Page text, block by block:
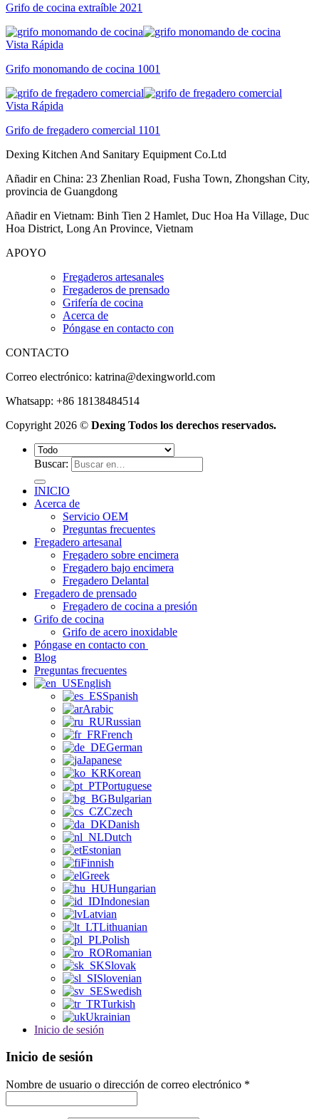
Grifo de cocina extraíble 2021
Vista Rápida
Grifo monomando de cocina 1001
Vista Rápida
Grifo de fregadero comercial 1101
Dexing Kitchen And Sanitary Equipment Co.Ltd
Añadir en China: 23 Zhenlian Road, Fusha Town, Zhongshan City,
provincia de Guangdong
Añadir en Vietnam: Binh Tien 2 Hamlet, Duc Hoa Ha Village, Duc
Hoa District, Long An Province, Vietnam
APOYO
Fregaderos artesanales
Fregaderos de prensado
Grifería de cocina
Acerca de
Póngase en contacto con
CONTACTO
Correo electrónico: katrina@dexingworld.com
Whatsapp: +86 18138484514
Copyright 2026 © Dexing Todos los derechos reservados.
Buscar:
INICIO
Acerca de
Servicio OEM
Preguntas frecuentes
Fregadero artesanal
Fregadero sobre encimera
Fregadero bajo encimera
Fregadero Delantal
Fregadero de prensado
Fregadero de cocina a presión
Grifo de cocina
Grifo de acero inoxidable
Póngase en contacto con
Blog
Preguntas frecuentes
English
Spanish
Arabic
Russian
French
German
Japanese
Korean
Portuguese
Bulgarian
Czech
Danish
Dutch
Estonian
Finnish
Greek
Hungarian
Indonesian
Latvian
Lithuanian
Polish
Romanian
Slovak
Slovenian
Swedish
Turkish
Ukrainian
Inicio de sesión
Inicio de sesión
Nombre de usuario o dirección de correo electrónico *